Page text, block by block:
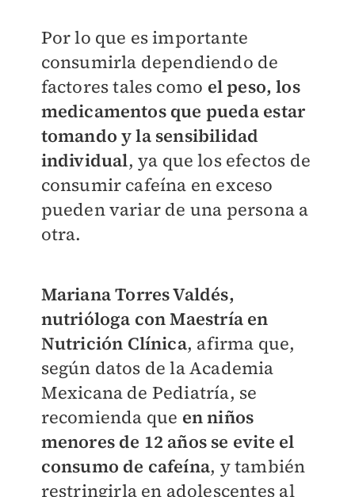
Por lo que es importante
consumirla dependiendo de
factores tales como el peso, los
medicamentos que pueda estar
tomando y la sensibilidad
individual, ya que los efectos de
consumir cafeína en exceso
pueden variar de una persona a
otra.
Mariana Torres Valdés,
nutrióloga con Maestría en
Nutrición Clínica, afirma que,
según datos de la Academia
Mexicana de Pediatría, se
recomienda que en niños
menores de 12 años se evite el
consumo de cafeína, y también
restringirla en adolescentes al